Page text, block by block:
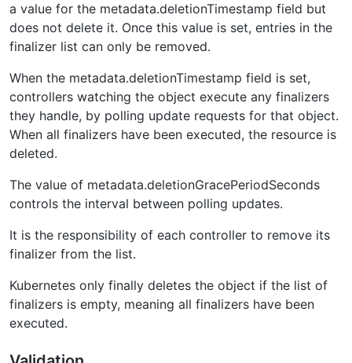
a value for the metadata.deletionTimestamp field but
does not delete it. Once this value is set, entries in the
finalizer list can only be removed.
When the metadata.deletionTimestamp field is set,
controllers watching the object execute any finalizers
they handle, by polling update requests for that object.
When all finalizers have been executed, the resource is
deleted.
The value of metadata.deletionGracePeriodSeconds
controls the interval between polling updates.
It is the responsibility of each controller to remove its
finalizer from the list.
Kubernetes only finally deletes the object if the list of
finalizers is empty, meaning all finalizers have been
executed.